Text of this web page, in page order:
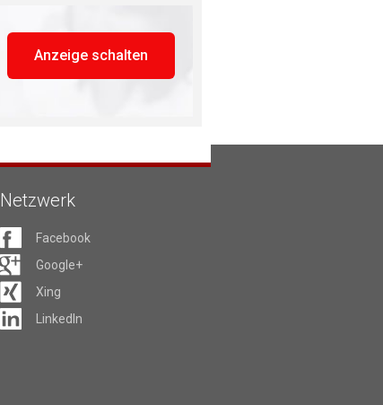
Anzeige schalten
Netzwerk
Facebook
Google+
Xing
LinkedIn